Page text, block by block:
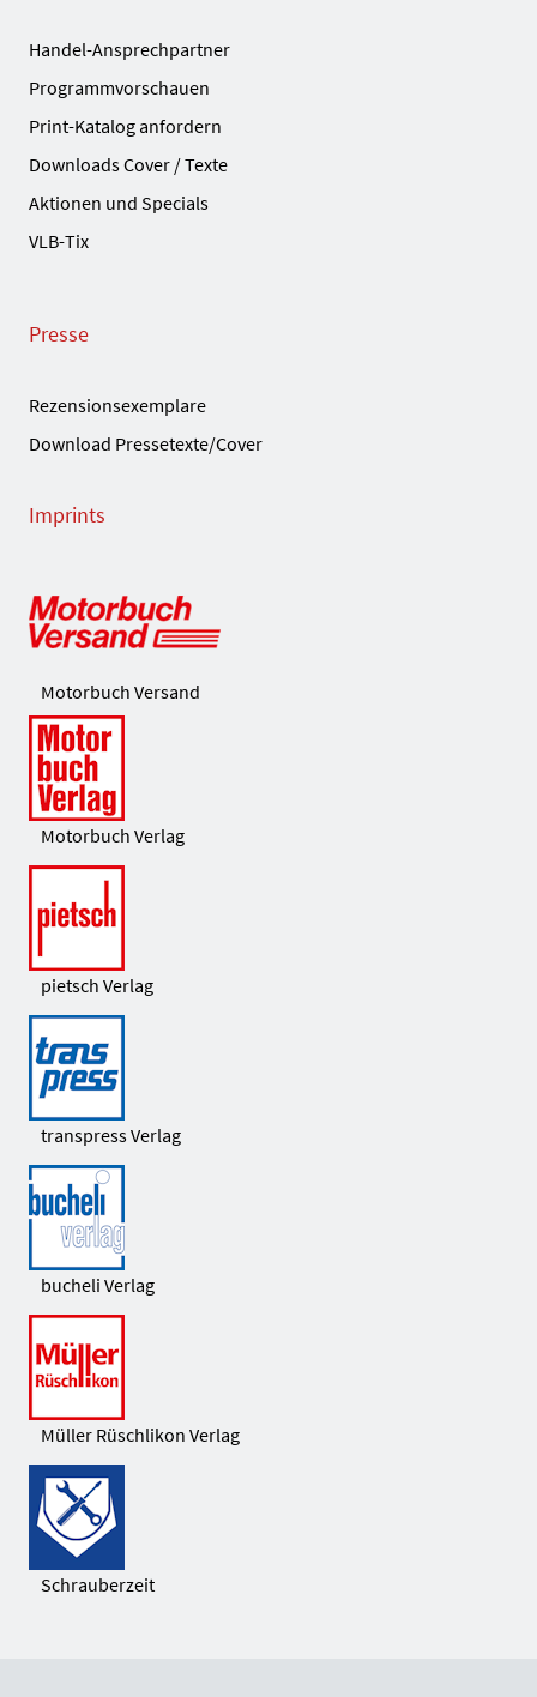
Handel-Ansprechpartner
Programmvorschauen
Print-Katalog anfordern
Downloads Cover / Texte
Aktionen und Specials
VLB-Tix
Presse
Rezensionsexemplare
Download Pressetexte/Cover
Imprints
Motorbuch Versand
Motorbuch Verlag
pietsch Verlag
transpress Verlag
bucheli Verlag
Müller Rüschlikon Verlag
Schrauberzeit